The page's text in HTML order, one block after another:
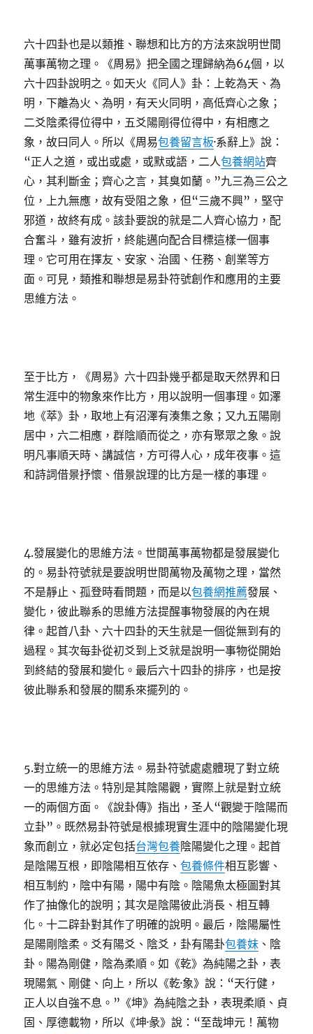
六十四卦也是以類推、聯想和比方的方法來說明世間
萬事萬物之理。《周易》把全國之理歸納為64個，以
六十四卦說明之。如天火《同人》卦：上乾為天、為
明，下離為火、為明，有天火同明，高低齊心之象；
二爻陰柔得位得中，五爻陽剛得位得中，有相應之
象，故曰同人。所以《周易包養留言板·系辭上》說：
“正人之道，或出或處，或默或語，二人包養網站齊
心，其利斷金；齊心之言，其臭如蘭。”九三為三公之
位，上九無應，故有受阻之象，但“三歲不興”，堅守
邪道，故終有成。該卦要說的就是二人齊心協力，配
合奮斗，雖有波折，終能邁向配合目標這樣一個事
理。它可用在擇友、安家、治國、任務、創業等方
面。可見，類推和聯想是易卦符號創作和應用的主要
思維方法。
至于比方，《周易》六十四卦幾乎都是取天然界和日
常生涯中的物象來作比方，用以說明一個事理。如澤
地《萃》卦，取地上有沼澤有湊集之象；又九五陽剛
居中，六二相應，群陰順而從之，亦有聚眾之象。說
明凡事順天時、講誠信，方可得人心，成年夜事。這
和詩詞借景抒懷、借景說理的比方是一樣的事理。
4.發展變化的思維方法。世間萬事萬物都是發展變化
的。易卦符號就是要說明世間萬物及萬物之理，當然
不是靜止、孤登時看問題，而是以包養網推薦發展、
變化，彼此聯系的思維方法提醒事物發展的內在規
律。起首八卦、六十四卦的天生就是一個從無到有的
過程。其次每卦從初爻到上爻就是說明一事物從開始
到終結的發展和變化。最后六十四卦的排序，也是按
彼此聯系和發展的關系來擺列的。
5.對立統一的思維方法。易卦符號處處體現了對立統
一的思維方法。特別是其陰陽觀，實際上就是對立統
一的兩個方面。《說卦傳》指出，圣人“觀變于陰陽而
立卦”。既然易卦符號是根據現實生涯中的陰陽變化現
象而創立，就必定包括台灣包養陰陽變化之理。起首
是陰陽互根，即陰陽相互依存、包養條件相互影響、
相互制約，陰中有陽，陽中有陰。陰陽魚太極圖對其
作了抽像化的說明；其次是陰陽彼此消長、相互轉
化。十二辟卦對其作了明確的說明。最后，陰陽屬性
是陽剛陰柔。爻有陽爻、陰爻，卦有陽卦包養妹 、陰
卦。陽為剛健，陰為柔順。如《乾》為純陽之卦，表
現陽氣、剛健、向上，所以《乾·象》說：“天行健，
正人以自強不息。”《坤》為純陰之卦，表現柔順、貞
固、厚德載物，所以《坤·彖》說：“至哉坤元！萬物